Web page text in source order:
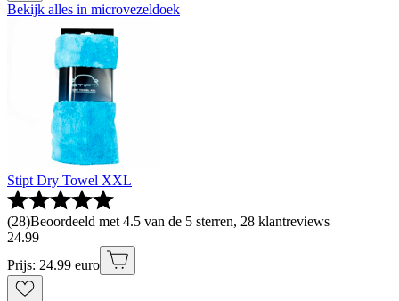
Bekijk alles in microvezeldoek
Stipt Dry Towel XXL
(28)Beoordeeld met 4.5 van de 5 sterren, 28 klantreviews
24.99
Prijs: 24.99 euro